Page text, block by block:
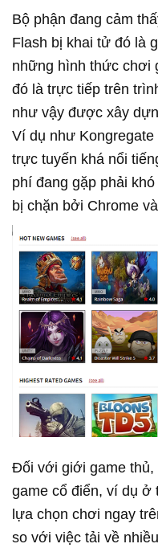
Bộ phận đang cảm
Flash bị khai tử đó là
những hình thức chơi
đó là trực tiếp trên
như vậy được xây
Ví dụ như
trực tuyến khá nổi
phí đang gặp phải
bị chặn bởi Chrome
Đối với giới game
game cổ điển, ví dụ ở
lựa chọn chơi ngay
so với việc tải về